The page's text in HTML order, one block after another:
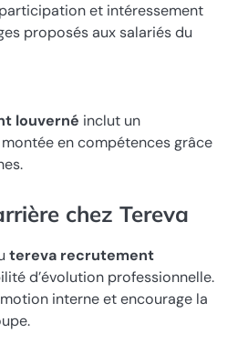
et intéressement
proposés aux salariés du
louverné inclut un
en compétences grâce
chez Tereva
tereva recrutement
d’évolution professionnelle.
interne et encourage la